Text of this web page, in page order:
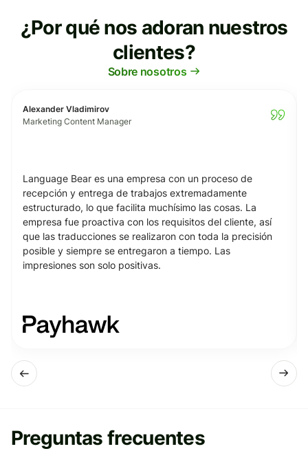
¿Por qué nos adoran nuestros
clientes?
Sobre nosotros
Alexander Vladimirov
Marketing Content Manager
Language Bear es una empresa con un proceso de
recepción y entrega de trabajos extremadamente
estructurado, lo que facilita muchísimo las cosas. La
empresa fue proactiva con los requisitos del cliente, así
que las traducciones se realizaron con toda la precisión
posible y siempre se entregaron a tiempo. Las
impresiones son solo positivas.
Preguntas frecuentes